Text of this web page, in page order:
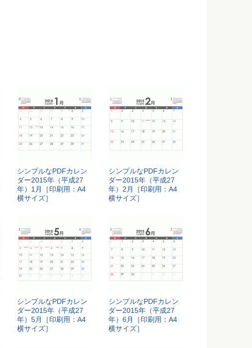
シンプルなPDFカレン
ダー2015年（平成27
年）1月［印刷用：A4
横サイズ］
シンプルなPDFカレン
ダー2015年（平成27
年）2月［印刷用：A4
横サイズ］
シンプルなPDFカレン
ダー2015年（平成27
年）5月［印刷用：A4
横サイズ］
シンプルなPDFカレン
ダー2015年（平成27
年）6月［印刷用：A4
横サイズ］